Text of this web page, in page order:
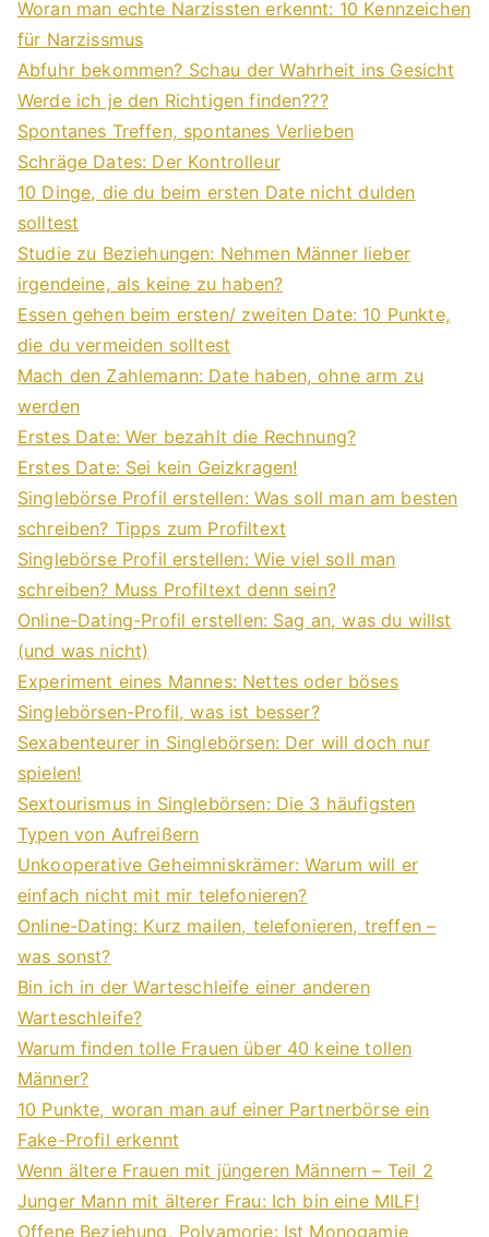
Woran man echte Narzissten erkennt: 10 Kennzeichen
für Narzissmus
Abfuhr bekommen? Schau der Wahrheit ins Gesicht
Werde ich je den Richtigen finden???
Spontanes Treffen, spontanes Verlieben
Schräge Dates: Der Kontrolleur
10 Dinge, die du beim ersten Date nicht dulden
solltest
Studie zu Beziehungen: Nehmen Männer lieber
irgendeine, als keine zu haben?
Essen gehen beim ersten/ zweiten Date: 10 Punkte,
die du vermeiden solltest
Mach den Zahlemann: Date haben, ohne arm zu
werden
Erstes Date: Wer bezahlt die Rechnung?
Erstes Date: Sei kein Geizkragen!
Singlebörse Profil erstellen: Was soll man am besten
schreiben? Tipps zum Profiltext
Singlebörse Profil erstellen: Wie viel soll man
schreiben? Muss Profiltext denn sein?
Online-Dating-Profil erstellen: Sag an, was du willst
(und was nicht)
Experiment eines Mannes: Nettes oder böses
Singlebörsen-Profil, was ist besser?
Sexabenteurer in Singlebörsen: Der will doch nur
spielen!
Sextourismus in Singlebörsen: Die 3 häufigsten
Typen von Aufreißern
Unkooperative Geheimniskrämer: Warum will er
einfach nicht mit mir telefonieren?
Online-Dating: Kurz mailen, telefonieren, treffen –
was sonst?
Bin ich in der Warteschleife einer anderen
Warteschleife?
Warum finden tolle Frauen über 40 keine tollen
Männer?
10 Punkte, woran man auf einer Partnerbörse ein
Fake-Profil erkennt
Wenn ältere Frauen mit jüngeren Männern – Teil 2
Junger Mann mit älterer Frau: Ich bin eine MILF!
Offene Beziehung, Polyamorie: Ist Monogamie